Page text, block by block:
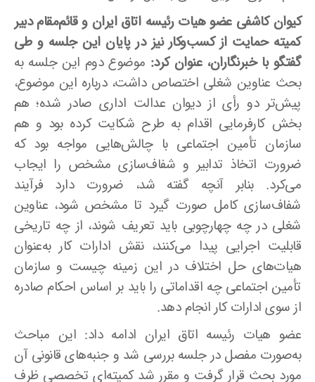
کیوان کاشفی عضو هیات رئیسه اتاق ایران و قائم‌مقام دبیر
کمیته حمایت از کسب‌وکار نیز در پایان این جلسه و طی
گفتگو با خبرنگاران، عنوان کرد: موضوع دوم این جلسه به
بحث عناوین شغلی اختصاص داشت، درباره این موضوع،
پیش‌تر دو رأی از دیوان عدالت اداری صادر شده؛ هم
بخش کارفرمایی اقدام به طرح شکایت کرده بود و هم
سازمان تأمین اجتماعی با چالش‌هایی مواجه بود که
ضرورت اتخاذ تدابیر و شفاف‌سازی مشخص را ایجاب
می‌کرد. بنابر آنچه گفته شد، ضرورت دارد فرآیند
شفاف‌سازی کامل صورت گیرد تا مشخص شود، عناوین
شغلی در چه چهارچوبی باید تعریف شوند، از چه تاریخی
قابلیت اجرایی پیدا می‌کنند، نقش ادارات کار به‌عنوان
هیات‌های حل اختلاف در این زمینه چیست و سازمان
تأمین اجتماعی چه اقداماتی را باید بر اساس احکام صادره
از سوی ادارات کار انجام دهد.
عضو هیات رئیسه اتاق ایران ادامه داد: این مباحث
به‌صورت مفصل در جلسه بررسی شد و جنبه‌های قانونی آن
مورد بحث قرار گرفت و مقرر شد کمیته‌ای تخصصی ظرف